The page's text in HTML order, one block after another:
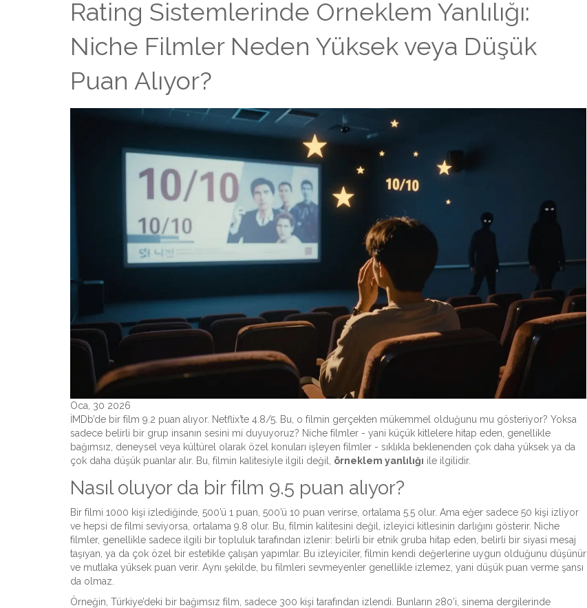
Rating Sistemlerinde Örneklem Yanlılığı:
Niche Filmler Neden Yüksek veya Düşük
Puan Alıyor?
Oca, 30 2026
İMDb’de bir film 9.2 puan alıyor. Netflix’te 4.8/5. Bu, o filmin gerçekten mükemmel olduğunu mu gösteriyor? Yoksa
sadece belirli bir grup insanın sesini mi duyuyoruz? Niche filmler - yani küçük kitlelere hitap eden, genellikle
bağımsız, deneysel veya kültürel olarak özel konuları işleyen filmler - sıklıkla beklenenden çok daha yüksek ya da
çok daha düşük puanlar alır. Bu, filmin kalitesiyle ilgili değil, örneklem yanlılığı ile ilgilidir.
Nasıl oluyor da bir film 9.5 puan alıyor?
Bir filmi 1000 kişi izlediğinde, 500’ü 1 puan, 500’ü 10 puan verirse, ortalama 5.5 olur. Ama eğer sadece 50 kişi izliyor
ve hepsi de filmi seviyorsa, ortalama 9.8 olur. Bu, filmin kalitesini değil, izleyici kitlesinin darlığını gösterir. Niche
filmler, genellikle sadece ilgili bir topluluk tarafından izlenir: belirli bir etnik gruba hitap eden, belirli bir siyasi mesaj
taşıyan, ya da çok özel bir estetikle çalışan yapımlar. Bu izleyiciler, filmin kendi değerlerine uygun olduğunu düşünür
ve mutlaka yüksek puan verir. Aynı şekilde, bu filmleri sevmeyenler genellikle izlemez, yani düşük puan verme şansı
da olmaz.
Örneğin, Türkiye’deki bir bağımsız film, sadece 300 kişi tarafından izlendi. Bunların 280’i, sinema dergilerinde